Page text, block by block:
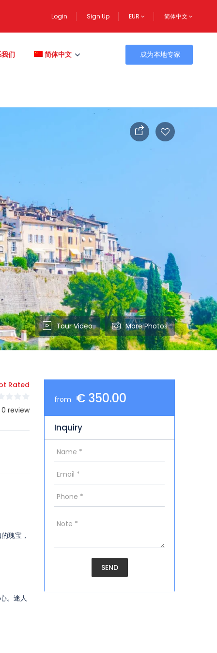
Login Sign Up EUR 简体中文
们 简体中文 成为本地专家
Tour Video More Photos
Rated
review
瑰宝，
。迷人
from € 350.00
Inquiry